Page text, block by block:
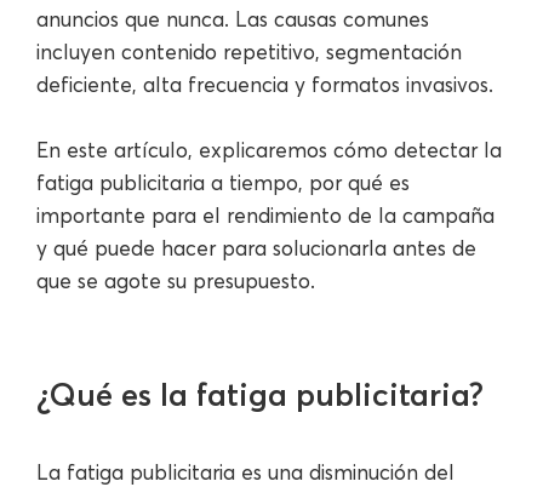
anuncios que nunca. Las causas comunes
incluyen contenido repetitivo, segmentación
deficiente, alta frecuencia y formatos invasivos.
En este artículo, explicaremos cómo detectar la
fatiga publicitaria a tiempo, por qué es
importante para el rendimiento de la campaña
y qué puede hacer para solucionarla antes de
que se agote su presupuesto.
¿Qué es la fatiga publicitaria?
La fatiga publicitaria es una disminución del